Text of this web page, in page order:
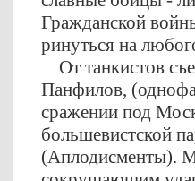
Гражданской
ринуться на
От танкистов
Панфилов,
сражении под
большевистской
(Аплодисменты).